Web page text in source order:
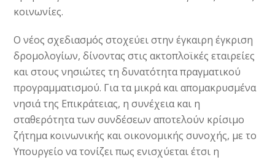
κοινωνίες.
Ο νέος σχεδιασμός στοχεύει στην έγκαιρη έγκριση
δρομολογίων, δίνοντας στις ακτοπλοϊκές εταιρείες
και στους νησιώτες τη δυνατότητα πραγματικού
προγραμματισμού. Για τα μικρά και απομακρυσμένα
νησιά της Επικράτειας, η συνέχεια και η
σταθερότητα των συνδέσεων αποτελούν κρίσιμο
ζήτημα κοινωνικής και οικονομικής συνοχής, με το
Υπουργείο να τονίζει πως ενισχύεται έτσι η